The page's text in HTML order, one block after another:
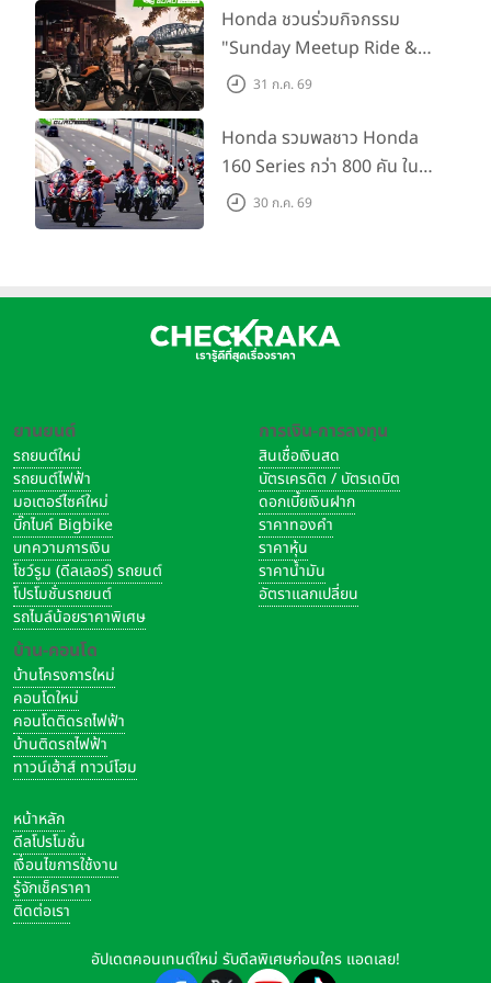
สนาม 2
Honda ชวนร่วมกิจกรรม
"Sunday Meetup Ride &
Soul" จิบกาแฟ พูดคุย แลก
กัน 16 ส.ค. นี้
31 ก.ค. 69
Honda รวมพลชาว Honda
160 Series กว่า 800 คัน ใน
งาน “THE ONE-SIXTI-ER ตัว
30 ก.ค. 69
ยานยนต์
รถยนต์ใหม่
รถยนต์ไฟฟ้า
มอเตอร์ไซค์ใหม่
บิ๊กไบค์ Bigbike
บทความการเงิน
โชว์รูม (ดีลเลอร์) รถยนต์
โปรโมชั่นรถยนต์
รถไมล์น้อยราคาพิเศษ
บ้าน-คอนโด
บ้านโครงการใหม่
คอนโดใหม่
คอนโดติดรถไฟฟ้า
บ้านติดรถไฟฟ้า
ทาวน์เฮ้าส์ ทาวน์โฮม
การเงิน-การลงทุน
สินเชื่อเงินสด
บัตรเครดิต / บัตรเดบิต
ดอกเบี้ยเงินฝาก
ราคาทองคำ
ราคาหุ้น
ราคาน้ำมัน
อัตราแลกเปลี่ยน
หน้าหลัก
ดีลโปรโมชั่น
เงื่อนไขการใช้งาน
รู้จักเช็คราคา
ติดต่อเรา
อัปเดตคอนเทนต์ใหม่ รับดีลพิเศษก่อนใคร แอดเลย!